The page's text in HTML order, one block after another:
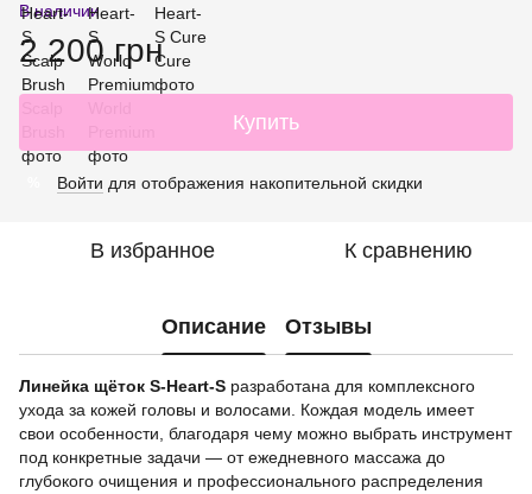
В наличии
2 200 грн
Купить
Войти для отображения накопительной скидки
В избранное К сравнению
Описание Отзывы
Линейка щёток S-Heart-S разработана для комплексного
ухода за кожей головы и волосами. Кождая модель имеет
свои особенности, благодаря чему можно выбрать инструмент
под конкретные задачи — от ежедневного массажа до
глубокого очищения и профессионального распределения